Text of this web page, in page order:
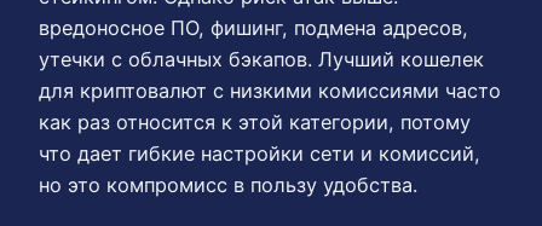
вредоносное ПО, фишинг, подмена адресов,
утечки с облачных бэкапов. Лучший кошелек
для криптовалют с низкими комиссиями часто
как раз относится к этой категории, потому
что дает гибкие настройки сети и комиссий,
но это компромисс в пользу удобства.